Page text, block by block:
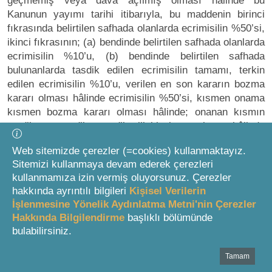
Kanunun yayımı tarihi itibarıyla, bu maddenin birinci
fıkrasında belirtilen safhada olanlarda ecrimisilin %50’si,
ikinci fıkrasının; (a) bendinde belirtilen safhada olanlarda
ecrimisilin %10’u, (b) bendinde belirtilen safhada
bulunanlarda tasdik edilen ecrimisilin tamamı, terkin
edilen ecrimisilin %10’u, verilen en son kararın bozma
kararı olması hâlinde ecrimisilin %50’si, kısmen onama
kısmen bozma kararı olması hâlinde; onanan kısmın
tasdik veya tadilen tasdike ilişkin karar olması hâlinde
tasdik edilen ecrimisilin tamamı, terkin edilen ecrimisilin
%10’u, bozulan kısmın %50’si ile bu ecrimisillere
uygulanan fer’i alacaklar yerine bu Kanunun yayımı
tarihine kadar Yİ-ÜFE aylık değişim oranları esas
alınarak hesaplanacak tutarın bu Kanunda belirtilen süre
ve şekilde tamamen ödenmesi şartıyla kalan ecrimisil ile
bu alacağa ilişkin fer’i alacakların tamamının tahsilinden
vazgeçilir.
(6) Bu Kanunun kapsadığı dönemlere ilişkin olarak bu
Web sitemizde çerezler (=cookies) kullanmaktayız.
Sitemizi kullanmaya devam ederek çerezleri
kullanmamıza izin vermiş oluyorsunuz. Çerezler
hakkında ayrıntılı bilgileri Kişisel Verilerin
İşlenmesine Yönelik Aydınlatma Metni'nin Çerezler
Hakkında Bilgilendirme başlıklı bölümünde
bulabilirsiniz.
Tamam